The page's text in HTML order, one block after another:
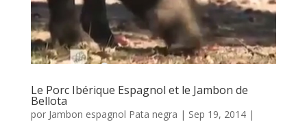
Le Porc Ibérique Espagnol et le Jambon de
Bellota
por Jambon espagnol Pata negra | Sep 19, 2014|